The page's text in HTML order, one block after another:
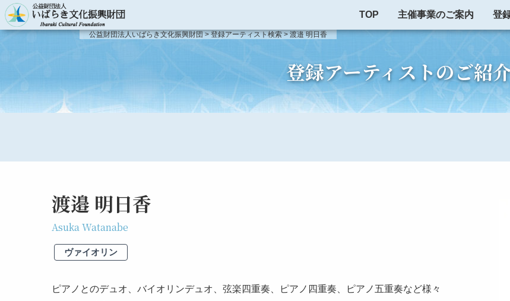
TOP 主催事業のご案内 登
事業報告
登録アーティスト検索
新人演奏会
第21回〜第30回
公益財団法人いばらき文化振興財団>登録アーティスト検索>渡邉 明日香
登録アーティストのご紹
渡邉 明日香
Asuka Watanabe
ヴァイオリン
ピアノとのデュオ、バイオリンデュオ、弦楽四重奏、ピアノ四重奏、ピアノ五重奏など様々